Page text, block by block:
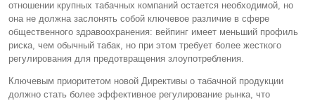
отношении крупных табачных компаний остается необходимой, но
она не должна заслонять собой ключевое различие в сфере
общественного здравоохранения: вейпинг имеет меньший профиль
риска, чем обычный табак, но при этом требует более жесткого
регулирования для предотвращения злоупотребления.
Ключевым приоритетом новой Директивы о табачной продукции
должно стать более эффективное регулирование рынка, что